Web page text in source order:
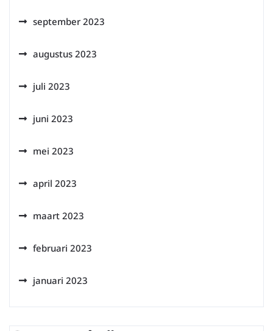
september 2023
augustus 2023
juli 2023
juni 2023
mei 2023
april 2023
maart 2023
februari 2023
januari 2023